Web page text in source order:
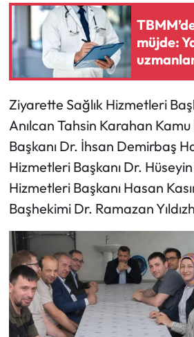
müjde:
Ziyarette Sağlık Hizmetleri
Anılcan Tahsin Karahan
Başkanı Dr. İhsan Demirbaş
Hizmetleri Başkanı Dr.
Hizmetleri Başkanı Hasan
Başhekimi Dr. Ramazan
Mecitözü Haberleri
Oğuzlar Haberleri
Ortaköy Haberleri
Osmancık Haberleri
Otomotiv
Resmi İlan
Sağlık
Siyaset
Spor